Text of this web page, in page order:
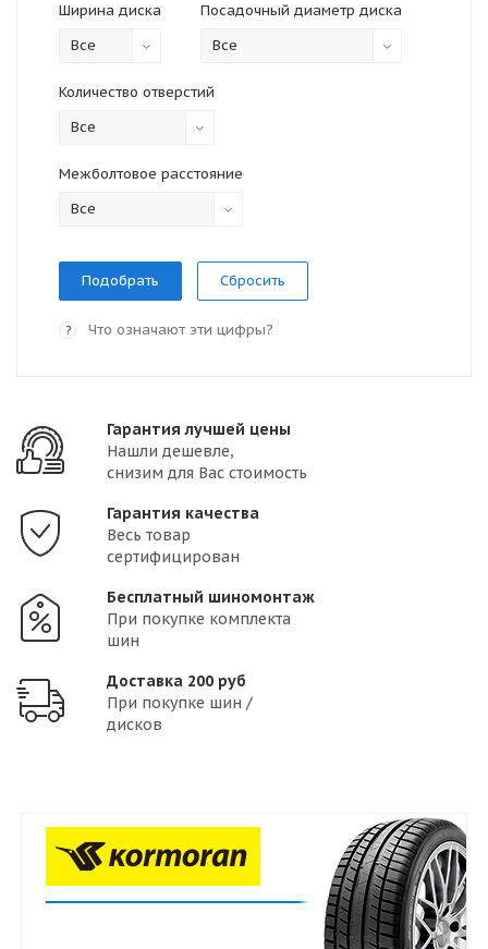
Ширина диска
Все
Посадочный диаметр диска
Все
Количество отверстий
Все
Межболтовое расстояние
Все
Сбросить
? Что означают эти цифры?
Гарантия лучшей цены
Нашли дешевле,
снизим для Вас стоимость
Гарантия качества
Весь товар
сертифицирован
Бесплатный шиномонтаж
При покупке комплекта
шин
Доставка 200 руб
При покупке шин /
дисков